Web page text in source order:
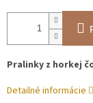
Pralinky z horkej
Detailné informácie